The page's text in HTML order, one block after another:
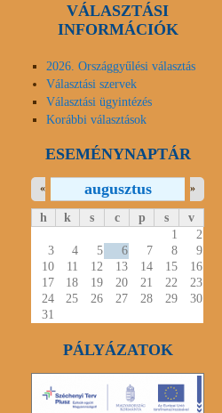
VÁLASZTÁSI
INFORMÁCIÓK
2026. Országgyűlési választás
Választási szervek
Választási ügyintézés
Korábbi választások
ESEMÉNYNAPTÁR
augusztus
« »
h k s c p s
v
1
2
3
4 5 6 7 8
9
10
11 12 13 14 15
16
17
18 19 20 21 22
23
24
25 26 27 28 29
30
31
PÁLYÁZATOK